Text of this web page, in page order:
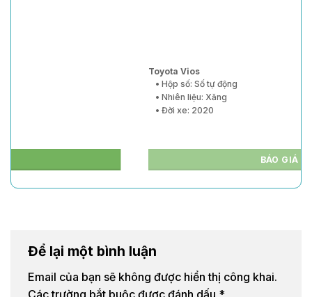
Để lại một bình luận
Email của bạn sẽ không được hiển thị công khai.
Các trường bắt buộc được đánh dấu *